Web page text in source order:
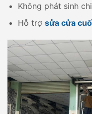
Không phát sinh
Hỗ trợ sửa cửa